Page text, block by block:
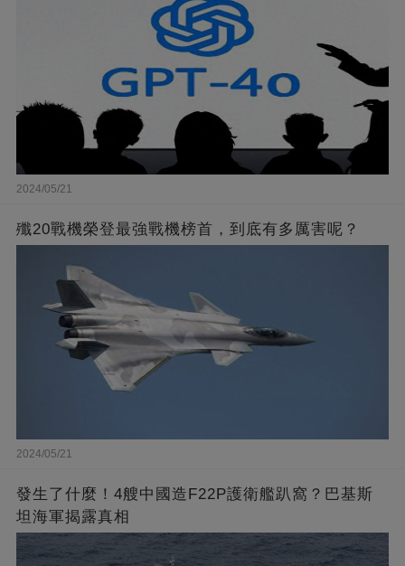
2024/05/21
殲20戰機榮登最強戰機榜首，到底有多厲害呢？
2024/05/21
發生了什麼！4艘中國造F22P護衛艦趴窩？巴基斯
坦海軍揭露真相